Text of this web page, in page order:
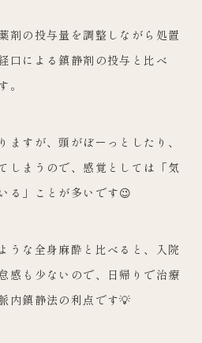
剤の投与量を調整しながら処置
口による鎮静剤の投与と比べ
。
ますが、頭がぼーっとしたり、
しまうので、感覚としては「気
る」ことが多いです😉
うな全身麻酔と比べると、入院
感も少ないので、日帰りで治療
内鎮静法の利点です💡